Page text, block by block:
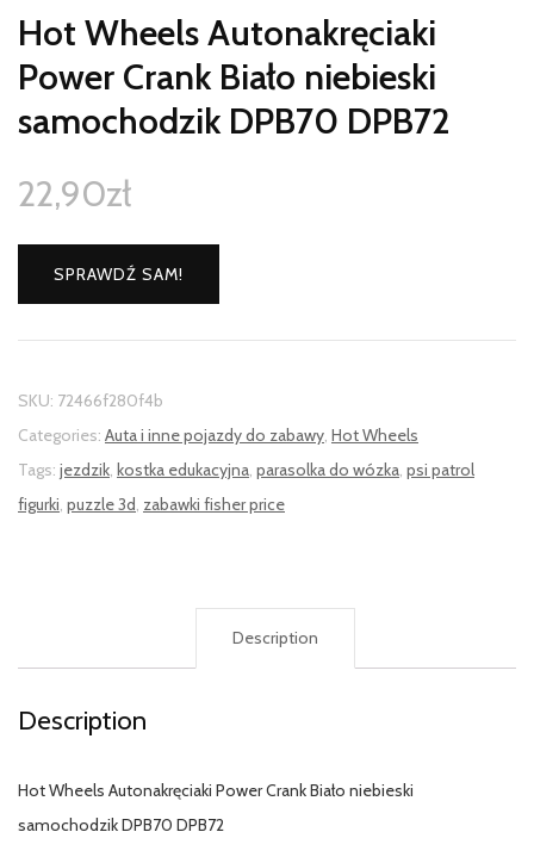
Hot Wheels Autonakręciaki
Power Crank Biało niebieski
samochodzik DPB70 DPB72
22,90zł
SPRAWDŹ SAM!
SKU: 72466f280f4b
Categories: Auta i inne pojazdy do zabawy, Hot Wheels
Tags: jezdzik, kostka edukacyjna, parasolka do wózka, psi patrol
figurki, puzzle 3d, zabawki fisher price
Description
Description
Hot Wheels Autonakręciaki Power Crank Biało niebieski
samochodzik DPB70 DPB72